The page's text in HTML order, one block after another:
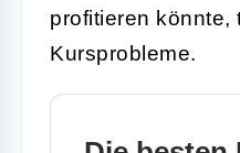
profitieren könnte,
Kursprobleme.